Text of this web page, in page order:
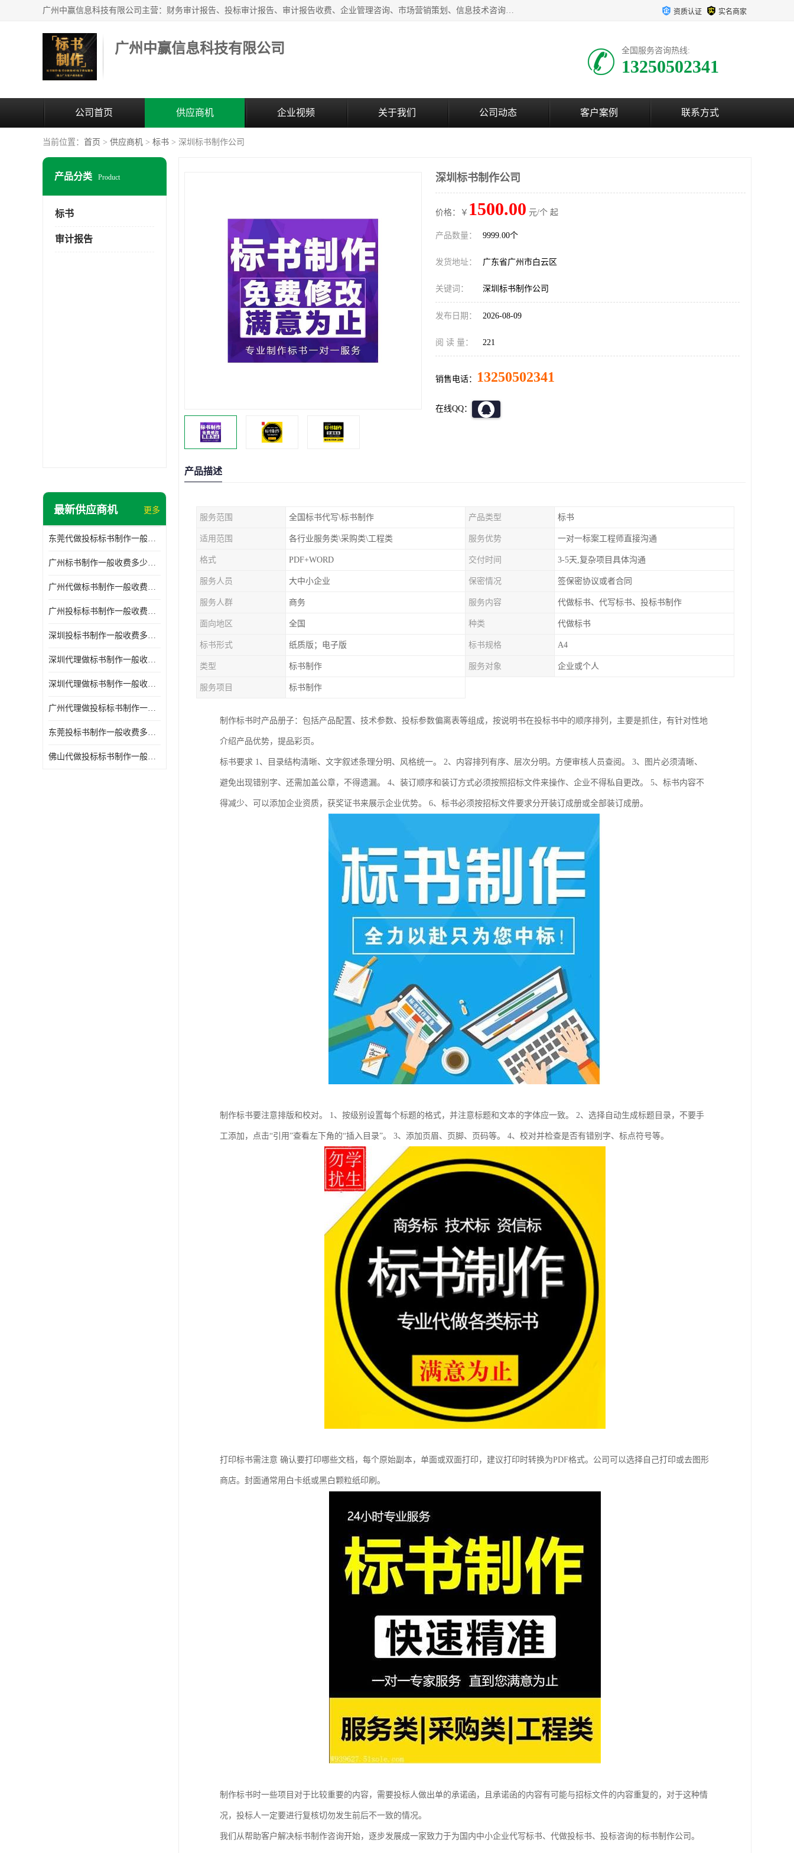
广州中赢信息科技有限公司主营：财务审计报告、投标审计报告、审计报告收费、企业管理咨询、市场营销策划、信息技术咨询服务、广告制作、会议及展览服务、软件开发 资质认证 实名商家
广州中赢信息科技有限公司 全国服务咨询热线:
13250502341
公司首页 供应商机 企业视频 关于我们 公司动态 客户案例 联系方式
当前位置： 首页 > 供应商机 > 标书 > 深圳标书制作公司
产品分类 Product
标书
审计报告
最新供应商机 更多
东莞代做投标标书制作一般收费多少钱 服务好
广州标书制作一般收费多少钱 周期快
广州代做标书制作一般收费多少钱 经验丰富
广州投标标书制作一般收费多少钱 一对一服务
深圳投标书制作一般收费多少钱 代写各类工程
深圳代理做标书制作一般收费多少钱 满足客户需求
深圳代理做标书制作一般收费多少钱 诚信合作
广州代理做投标标书制作一般收费多少钱 满足客户需求
东莞投标书制作一般收费多少钱 服务好
佛山代做投标标书制作一般收费多少钱 经验丰富
深圳标书制作公司
价格：￥ 1500.00 元/个 起
产品数量： 9999.00个
发货地址： 广东省广州市白云区
关键词： 深圳标书制作公司
发布日期： 2026-08-09
阅 读 量： 221
销售电话： 13250502341
在线QQ：
产品描述
服务范围 全国标书代写\标书制作 产品类型 标书
适用范围 各行业服务类\采购类\工程类 服务优势 一对一标案工程师直接沟通
格式 PDF+WORD 交付时间 3-5天,复杂项目具体沟通
服务人员 大中小企业 保密情况 签保密协议或者合同
服务人群 商务 服务内容 代做标书、代写标书、投标书制作
面向地区 全国 种类 代做标书
标书形式 纸质版；电子版 标书规格 A4
类型 标书制作 服务对象 企业或个人
服务项目 标书制作
制作标书时产品册子：包括产品配置、技术参数、投标参数偏离表等组成，按说明书在投标书中的顺序排列，主要是抓住，有针对性地
介绍产品优势，提品彩页。
标书要求 1、目录结构清晰、文字叙述条理分明、风格统一。 2、内容排列有序、层次分明。方便审核人员查阅。 3、图片必须清晰、
避免出现错别字、还需加盖公章，不得遗漏。 4、装订顺序和装订方式必须按照招标文件来操作、企业不得私自更改。 5、标书内容不
得减少、可以添加企业资质，获奖证书来展示企业优势。 6、标书必须按招标文件要求分开装订成册或全部装订成册。
制作标书要注意排版和校对。 1、按级别设置每个标题的格式，并注意标题和文本的字体应一致。 2、选择自动生成标题目录，不要手
工添加，点击“引用”查看左下角的“插入目录”。 3、添加页眉、页脚、页码等。 4、校对并检查是否有错别字、标点符号等。
打印标书需注意 确认要打印哪些文档，每个原始副本，单面或双面打印，建议打印时转换为PDF格式。公司可以选择自己打印或去图形
商店。封面通常用白卡纸或黑白颗粒纸印刷。
制作标书时一些项目对于比较重要的内容，需要投标人做出单的承诺函，且承诺函的内容有可能与招标文件的内容重复的，对于这种情
况，投标人一定要进行复核切勿发生前后不一致的情况。
我们从帮助客户解决标书制作咨询开始，逐步发展成一家致力于为国内中小企业代写标书、代做投标书、投标咨询的标书制作公司。